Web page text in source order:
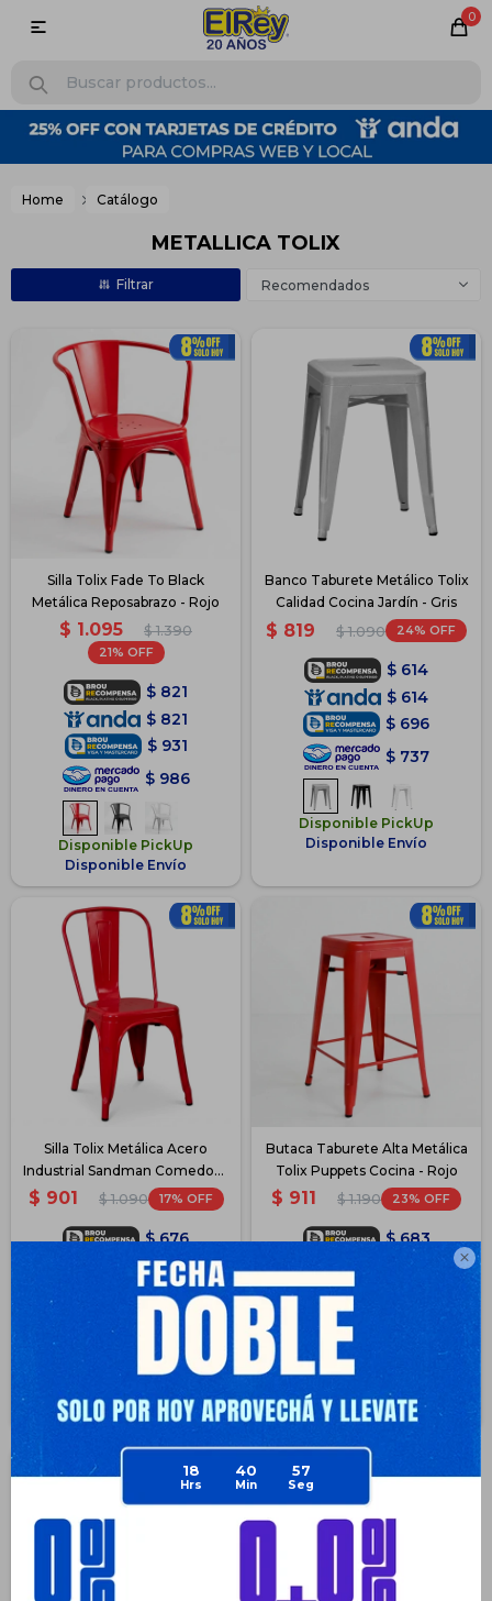

18 40 56
0

Home Catálogo
METALLICA TOLIX
Recomendados
Silla Tolix Fade To Black
Metálica Reposabrazo - Rojo
$ 1.095 $ 1.390
21
$ 821
$ 821
$ 931
$ 986
Disponible PickUp
Disponible Envío
Banco Taburete Metálico Tolix
Calidad Cocina Jardín - Gris
$ 819 $ 1.090 24
$ 614
$ 614
$ 696
$ 737
Disponible PickUp
Disponible Envío
Silla Tolix Metálica Acero
Industrial Sandman Comedor -
Rojo
$ 901 $ 1.090 17
$ 676
$ 676
$ 766
Disponible Envío
Butaca Taburete Alta Metálica
Tolix Puppets Cocina - Rojo
$ 911 $ 1.190 23
$ 683
Disponible PickUp
Disponible Envío